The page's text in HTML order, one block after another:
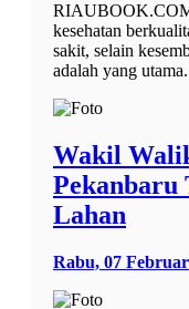
kesehatan
sakit, selain
adalah yang
Wakil
Pekanbaru
Lahan
Rabu, 07